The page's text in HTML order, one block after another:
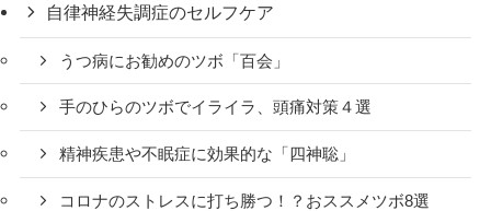
自律神経失調症のセルフケア
うつ病にお勧めのツボ「百会」
手のひらのツボでイライラ、頭痛対策４選
精神疾患や不眠症に効果的な「四神聡」
コロナのストレスに打ち勝つ！？おススメツボ8選